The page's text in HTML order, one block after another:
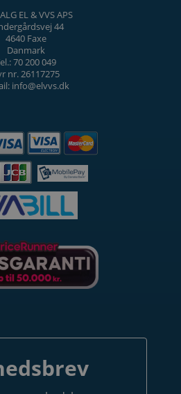
EL & VVS APS
44
4640 Faxe
Danmark
70 200 049
nr. 26117275
info@elvvs.dk
VIND